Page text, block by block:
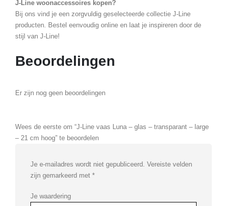
J-Line woonaccessoires kopen?
Bij ons vind je een zorgvuldig geselecteerde collectie J-Line
producten. Bestel eenvoudig online en laat je inspireren door de
stijl van J-Line!
Beoordelingen
Er zijn nog geen beoordelingen
Wees de eerste om “J-Line vaas Luna – glas – transparant – large
– 21 cm hoog” te beoordelen
Je e-mailadres wordt niet gepubliceerd. Vereiste velden
zijn gemarkeerd met *
Je waardering